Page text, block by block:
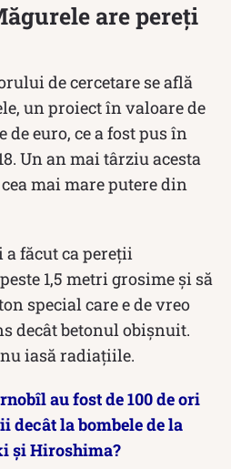
are pereți
de cercetare se află
un proiect în valoare de
de euro, ce a fost pus în
Un an mai târziu acesta
mai mare putere din
făcut ca pereții
1,5 metri grosime și să
special care e de vreo
decât betonul obișnuit.
iasă radiațiile.
au fost de 100 de ori
decât la bombele de la
și Hiroshima?